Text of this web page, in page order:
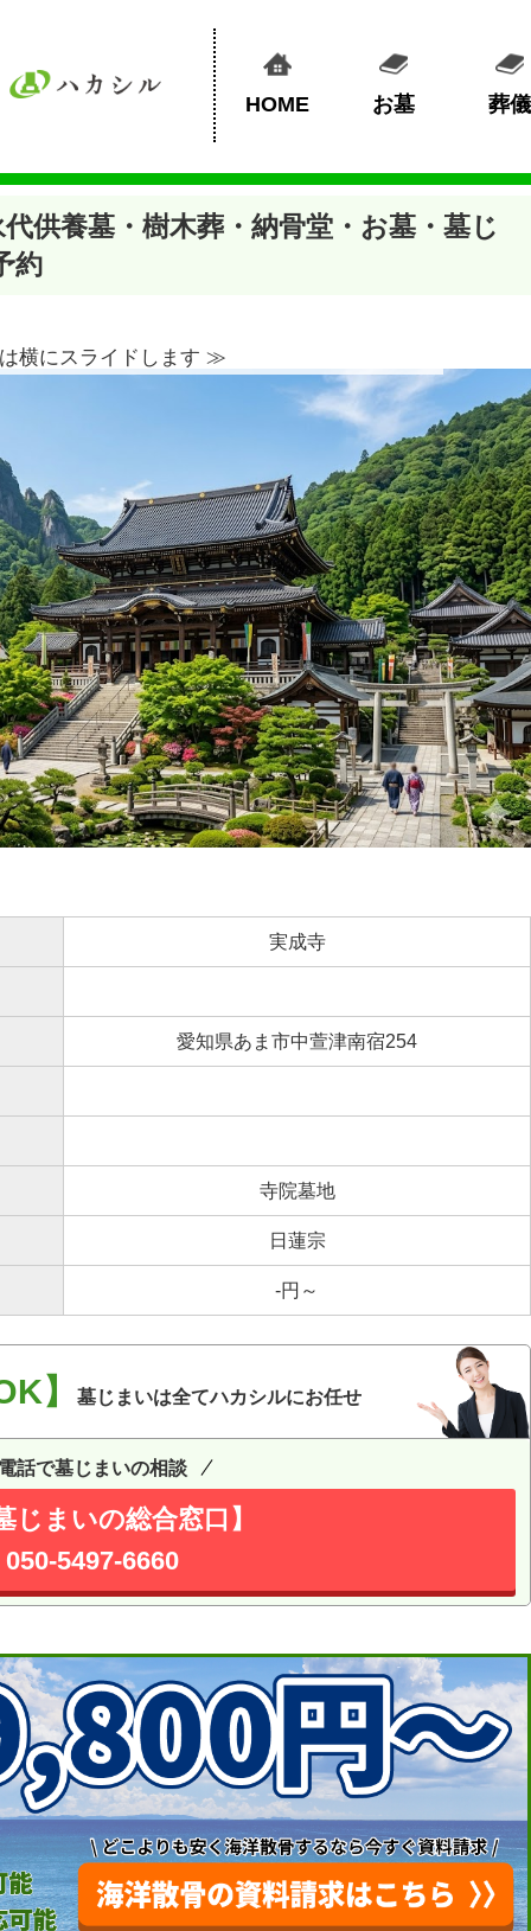
HOME お墓 葬儀
供養墓・樹木葬・納骨堂・お墓・墓じ
約
横にスライドします ≫︎
実成寺
愛知県あま市中萱津南宿254
寺院墓地
日蓮宗
-円～
】 墓じまいは全てハカシルにお任せ
話で墓じまいの相談
じまいの総合窓口】
050-5497-6660